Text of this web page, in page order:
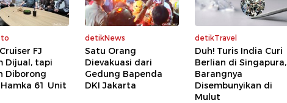
FJ
Dijual, tapi
Diborong
61 Unit
detikNews
Satu Orang
Dievakuasi dari
Gedung Bapenda
DKI Jakarta
detikTravel
Duh! Turis India Curi
Berlian di Singapura,
Barangnya
Disembunyikan di
Mulut